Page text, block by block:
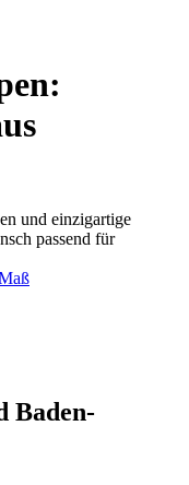
und einzigartige
passend für
Baden-